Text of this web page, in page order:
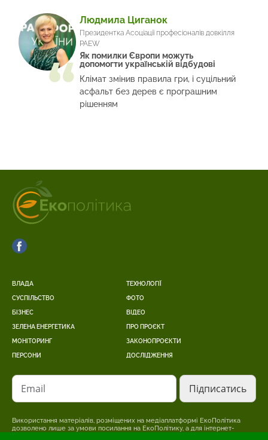
Людмила Циганок
Президентка Асоціації професіоналів довкілля
PAEW
Як помилки Європи можуть
допомогти українській відбудові
Клімат змінив правила гри, і суцільний
асфальт без дерев є програшним
рішенням
ВЛАДА
СУСПІЛЬСТВО
БІЗНЕС
ЗЕЛЕНА ЕНЕРГЕТИКА
МОНІТОРИНГ
ПЕРСОНИ
ТЕХНОЛОГІЇ
ФОТО
ВІДЕО
ПРО ПРОЄКТ
ЗАКОНОПРОЄКТИ
ДОСЛІДЖЕННЯ
Email
Використання матеріалів, розміщених на медіаплатформі ЕкоПолітика
дозволено лише за умови посилання на ЕкоПолітику, а для інтернет-